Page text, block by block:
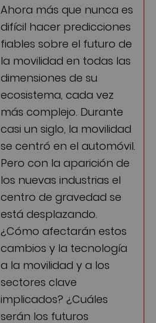
Ahora más que nunca es
difícil hacer predicciones
fiables sobre el futuro de
la movilidad en todas las
dimensiones de su
ecosistema, cada vez
más complejo. Durante
casi un siglo, la movilidad
se centró en el automóvil.
Pero con la aparición de
los nuevas industrias el
centro de gravedad se
está desplazando.
¿Cómo afectarán estos
cambios y la tecnología
a la movilidad y a los
sectores clave
implicados? ¿Cuáles
serán los futuros